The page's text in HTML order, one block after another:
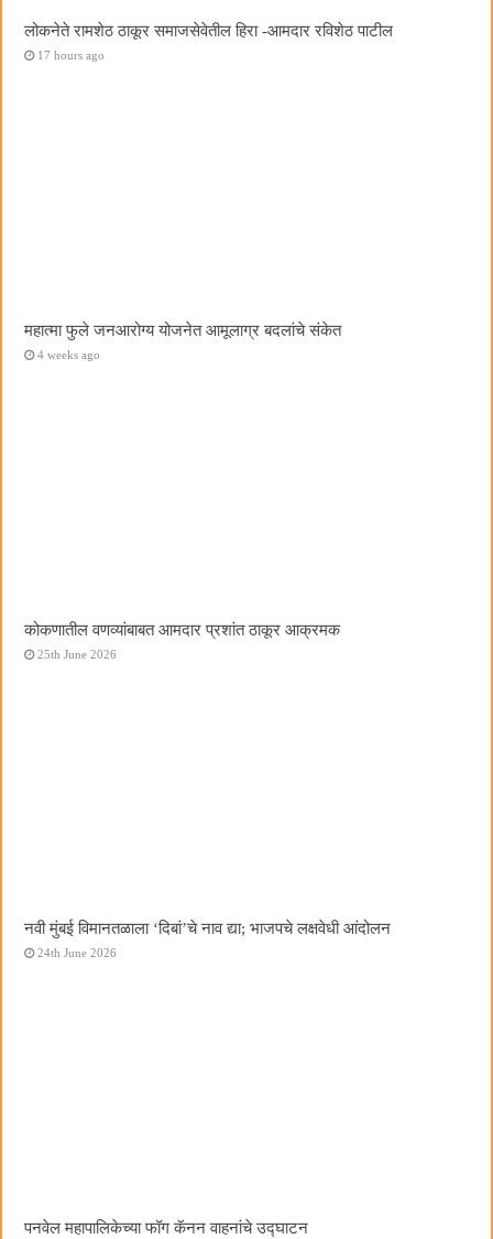
लोकनेते रामशेठ ठाकूर समाजसेवेतील हिरा -आमदार रविशेठ पाटील
17 hours ago
महात्मा फुले जनआरोग्य योजनेत आमूलाग्र बदलांचे संकेत
4 weeks ago
कोकणातील वणव्यांबाबत आमदार प्रशांत ठाकूर आक्रमक
25th June 2026
नवी मुंबई विमानतळाला ‌‘दिबां‌’चे नाव द्या; भाजपचे लक्षवेधी आंदोलन
24th June 2026
पनवेल महापालिकेच्या फॉग कॅनन वाहनांचे उद्घाटन